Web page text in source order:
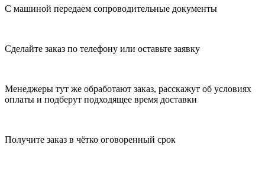
С машиной передаем сопроводительные документы
Сделайте заказ по телефону или оставьте заявку
Менеджеры тут же обработают заказ, расскажут об условиях
оплаты и подберут подходящее время доставки
Получите заказ в чётко оговоренный срок